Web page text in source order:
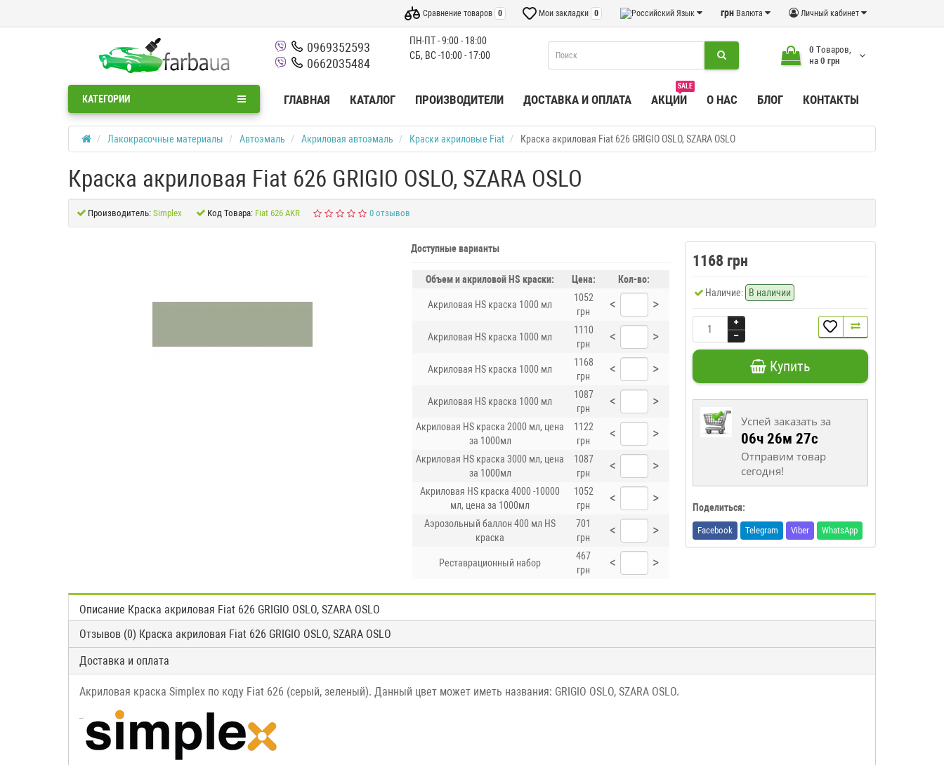
Личный кабинет
грн Валюта
Язык
Мои закладки 0
Сравнение товаров 0
0969352593
0662035484
ПН-ПТ - 9:00 - 18:00
СБ, ВС -10:00 - 17:00
0 Tоваров,
на 0 грн
КАТЕГОРИИ ГЛАВНАЯ КАТАЛОГ ПРОИЗВОДИТЕЛИ ДОСТАВКА И ОПЛАТА
SALE
АКЦИИ О НАС БЛОГ КОНТАКТЫ
Лакокрасочные материалы Автоэмаль Акриловая автоэмаль Краски акриловые Fiat Краска акриловая Fiat 626 GRIGIO OSLO, SZARA OSLO
Краска акриловая Fiat 626 GRIGIO OSLO, SZARA OSLO
Производитель: Simplex Код Товара: Fiat 626 AKR 0 отзывов
Доступные варианты
Объем и акриловой HS краски: Цена: Кол-во:
Акриловая HS краска 1000 мл
1052
грн
< >
Акриловая HS краска 1000 мл
1110
грн
< >
Акриловая HS краска 1000 мл
1168
грн
< >
Акриловая HS краска 1000 мл
1087
грн
< >
Акриловая HS краска 2000 мл, цена
за 1000мл
1122
грн
< >
Акриловая HS краска 3000 мл, цена
за 1000мл
1087
грн
< >
Акриловая HS краска 4000 -10000
мл, цена за 1000мл
1052
грн
< >
Аэрозольный баллон 400 мл HS
краска
701
грн
< >
Реставрационный набор
467
грн
< >
1168 грн
Наличие: В наличии
Купить
Успей заказать за
06ч 26м 26с
Отправим товар
сегодня!
Поделиться:
Facebook Telegram Viber WhatsApp
Описание Краска акриловая Fiat 626 GRIGIO OSLO, SZARA OSLO
Отзывов (0) Краска акриловая Fiat 626 GRIGIO OSLO, SZARA OSLO
Доставка и оплата
Акриловая краска Simplex по коду Fiat 626 (серый, зеленый). Данный цвет может иметь названия: GRIGIO OSLO, SZARA OSLO.